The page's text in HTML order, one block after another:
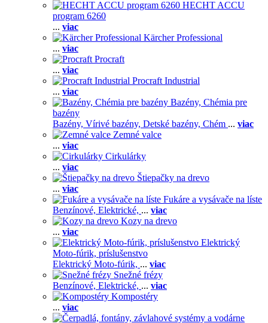
HECHT ACCU
program 6260
... viac
Kärcher Professional
... viac
Procraft
... viac
Procraft Industrial
... viac
Bazény, Chémia pre
bazény
Bazény, Vírivé bazény, Detské bazény, Chém ... viac
Zemné valce
... viac
Cirkulárky
... viac
Štiepačky na drevo
... viac
Fukáre a vysávače na líste
Benzínové, Elektrické, ... viac
Kozy na drevo
... viac
Elektrický
Moto-fúrik, príslušenstvo
Elektrický Moto-fúrik, ... viac
Snežné frézy
Benzínové, Elektrické, ... viac
Kompostéry
... viac